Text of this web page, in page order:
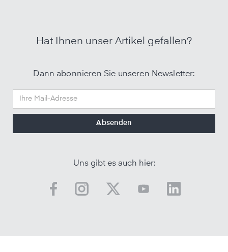
Hat Ihnen unser Artikel gefallen?
Dann abonnieren Sie unseren Newsletter:
Uns gibt es auch hier: